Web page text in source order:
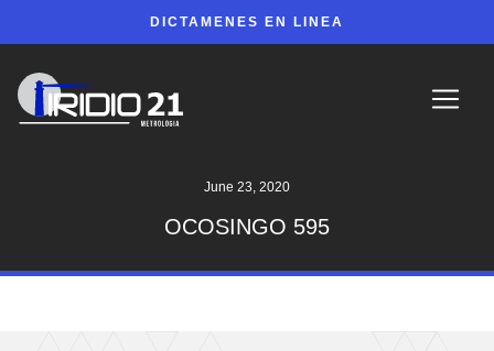
DICTAMENES EN LINEA
June 23, 2020
OCOSINGO 595